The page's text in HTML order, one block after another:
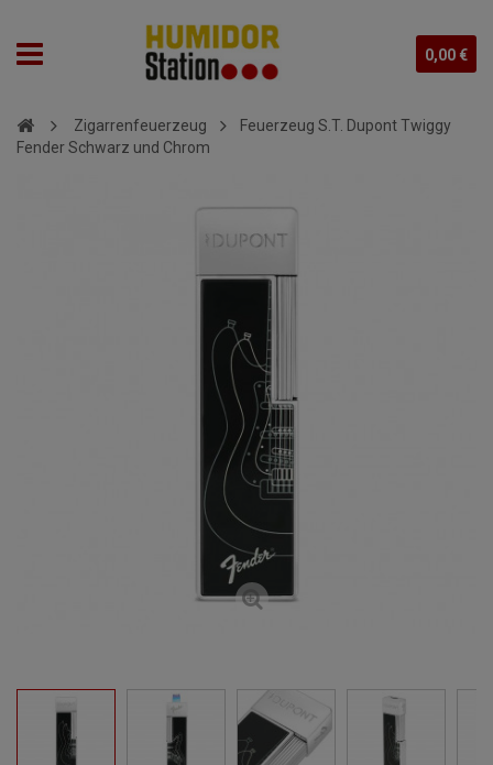
0,00 €
Zigarrenfeuerzeug
Feuerzeug S.T. Dupont Twiggy
Fender Schwarz und Chrom